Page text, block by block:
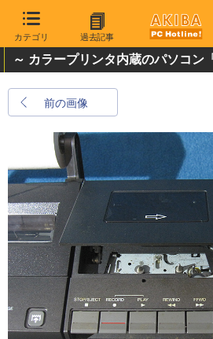
カテゴリ 過去記事
～ カラープリンタ内蔵のパソコン
前の画像